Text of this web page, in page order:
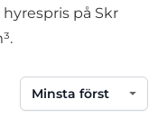
på Skr
Sortera efter